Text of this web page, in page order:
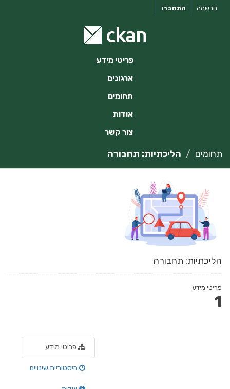
התחברו הרשמה
פריטי מידע
ארגונים
תחומים
אודות
צור קשר
תחומים הליכתיות: תחבורה
הליכתיות: תחבורה
פריטי מידע
1
פריטי מידע
היסטוריית שינויים